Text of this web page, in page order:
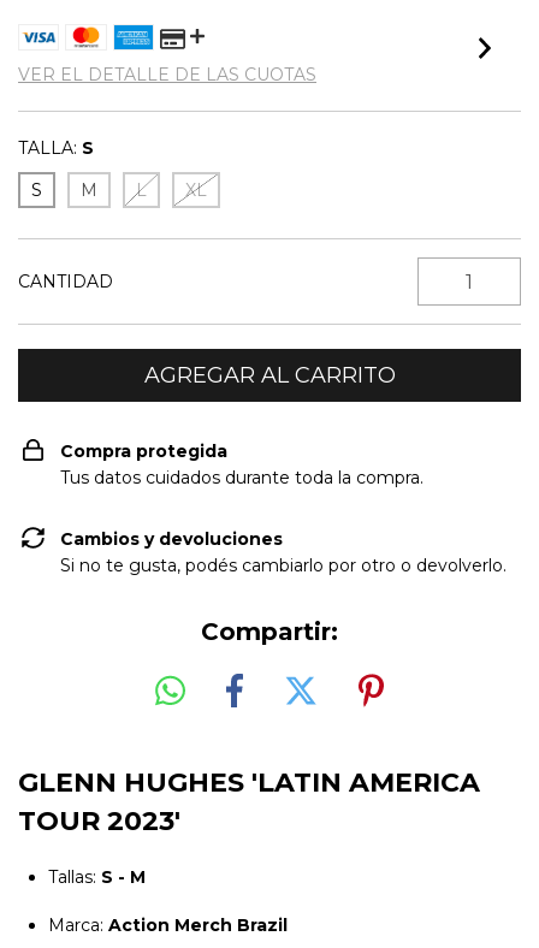
VER EL DETALLE DE LAS CUOTAS
TALLA: S
S
M L XL
CANTIDAD
Compra protegida
Tus datos cuidados durante toda la compra.
Cambios y devoluciones
Si no te gusta, podés cambiarlo por otro o devolverlo.
Compartir:
GLENN HUGHES 'LATIN AMERICA
TOUR 2023'
Tallas: S - M
Marca: Action Merch Brazil